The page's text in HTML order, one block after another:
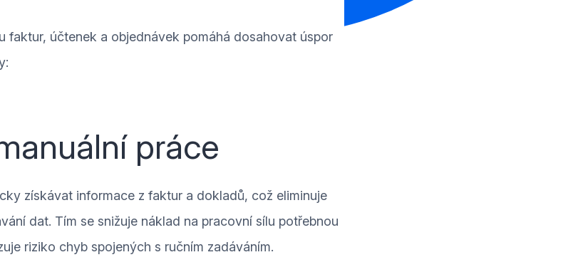
faktur, účtenek a objednávek pomáhá dosahovat úspor
práce
získávat informace z faktur a dokladů, což eliminuje
dat. Tím se snižuje náklad na pracovní sílu potřebnou
riziko chyb spojených s ručním zadáváním.